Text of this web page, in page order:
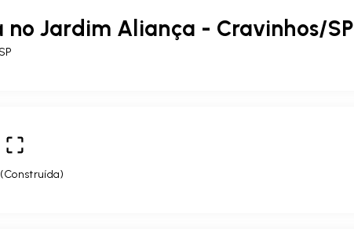
no Jardim Aliança - Cravinhos/SP
(Construída)